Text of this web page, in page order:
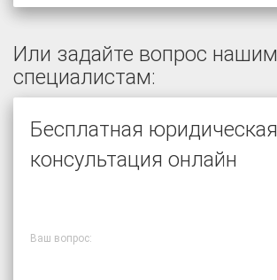
Или задайте вопрос нашим
специалистам:
Бесплатная юридическая
консультация онлайн
Ваш вопрос: